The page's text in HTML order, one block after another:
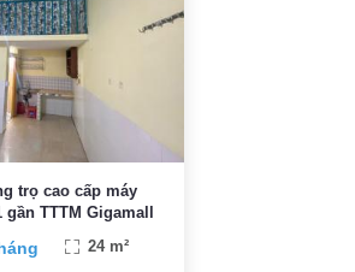
trọ cao cấp máy
TTTM Gigamall
24 m²